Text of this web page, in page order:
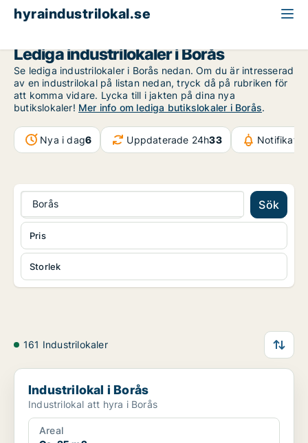
hyraindustrilokal.se
Lediga industrilokaler i Borås
Se lediga industrilokaler i Borås nedan. Om du är intresserad
av en industrilokal på listan nedan, tryck då på rubriken för
att komma vidare. Lycka till i jakten på dina nya
butikslokaler! Mer info om lediga butikslokaler i Borås.
Nya i dag6 Uppdaterade 24h33
Borås Sök
Storlek
Pris
161 Industrilokaler
Industrilokal i Borås
Industrilokal i Borås
Industrilokal att hyra i Borås
Areal